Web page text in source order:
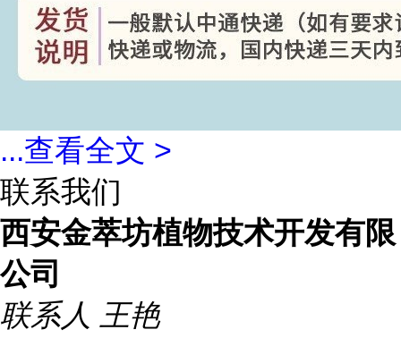
...查看全文 >
联系我们
西安金萃坊植物技术开发有限
公司
联系人 王艳